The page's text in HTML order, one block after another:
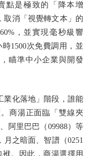
賣點是極致的「降本增
取消「視覺轉文本」的
，並實現毫秒級響
1500次免費調用，並
瞄準中小企業與開發
化落地」階段，誰能
商湯正面臨「雙線夾
阿里巴巴（09988）等
月之暗面、智譜（0251
。因此，商湯選擇用